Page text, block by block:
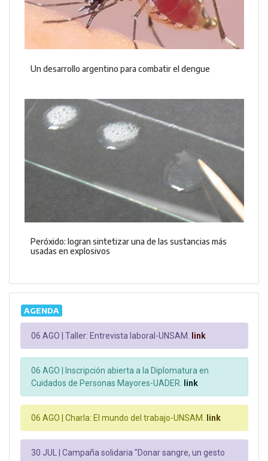
Un desarrollo argentino para combatir el dengue
Peróxido: logran sintetizar una de las sustancias más
usadas en explosivos
AGENDA
06 AGO | Taller: Entrevista laboral-UNSAM. link
06 AGO |
Inscripción abierta a la Diplomatura en
Cuidados de Personas Mayores-UADER.
link
06 AGO | Charla: El mundo del trabajo-UNSAM. link
30 JUL |
Campaña solidaria "Donar sangre, un gesto